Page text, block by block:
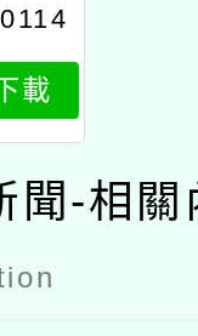
載
聞-相關